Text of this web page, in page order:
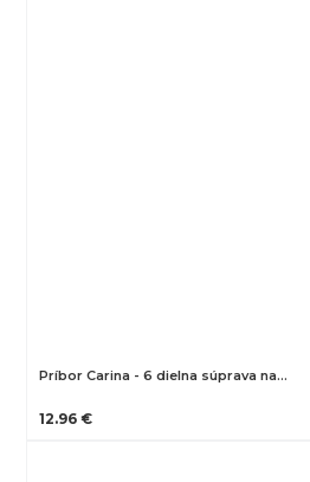
Príbor Carina - 6 dielna súprava na…
12.96 €